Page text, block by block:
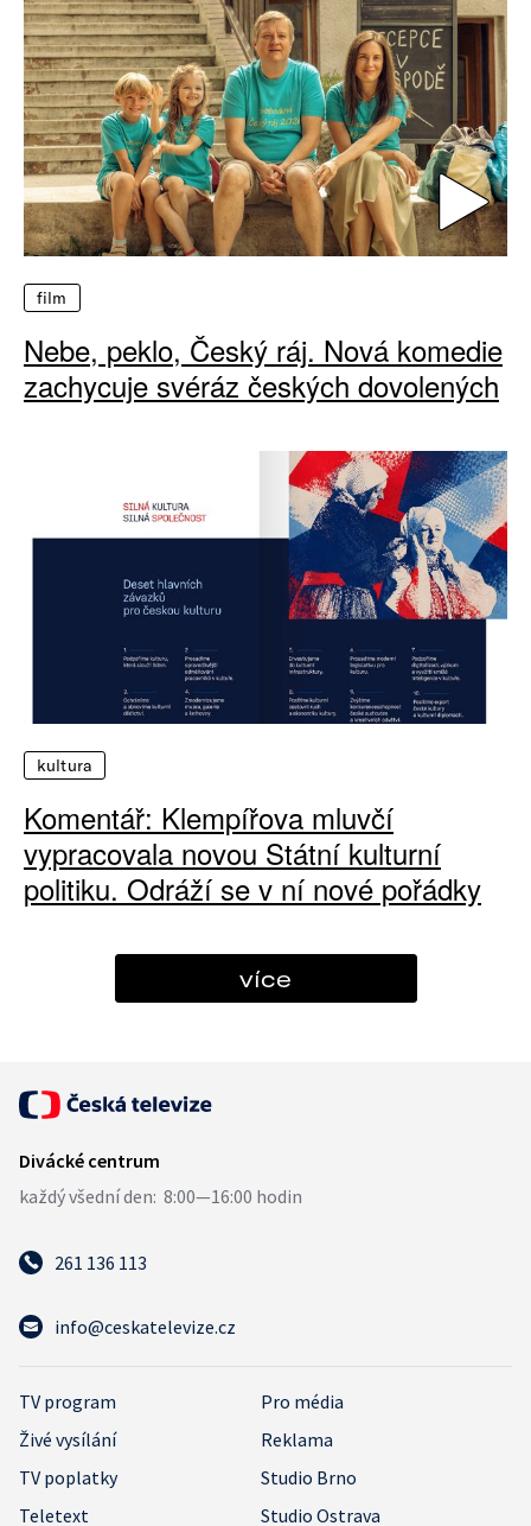
film
Nebe, peklo, Český ráj. Nová komedie
zachycuje svéráz českých dovolených
kultura
Komentář: Klempířova mluvčí
vypracovala novou Státní kulturní
politiku. Odráží se v ní nové pořádky
více
261 136 113
info@ceskatelevize.cz
TV program
Pro média
Živé vysílání
Reklama
TV poplatky
Studio Brno
Teletext
Studio Ostrava